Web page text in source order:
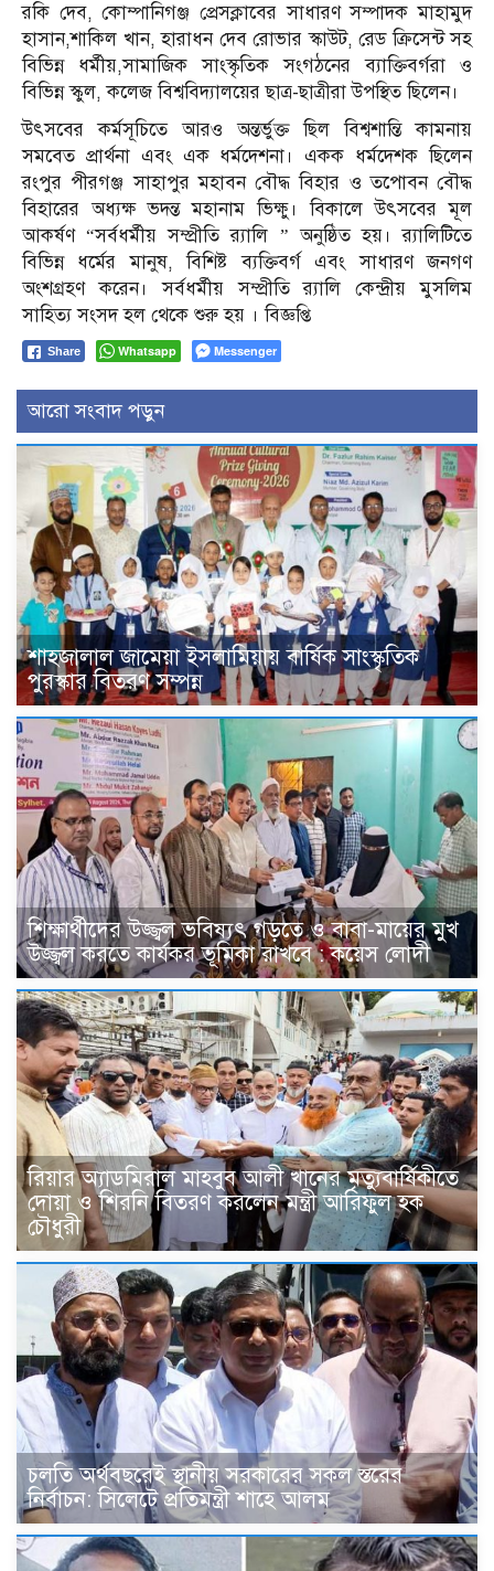
রকি দেব, কোম্পানিগঞ্জ প্রেসক্লাবের সাধারণ সম্পাদক মাহামুদ
হাসান,শাকিল খান, হারাধন দেব রোভার স্কাউট, রেড ক্রিসেন্ট সহ
বিভিন্ন ধর্মীয়,সামাজিক সাংস্কৃতিক সংগঠনের ব্যাক্তিবর্গরা ও
বিভিন্ন স্কুল, কলেজ বিশ্ববিদ্যালয়ের ছাত্র-ছাত্রীরা উপস্থিত ছিলেন।
উৎসবের কর্মসূচিতে আরও অন্তর্ভুক্ত ছিল বিশ্বশান্তি কামনায়
সমবেত প্রার্থনা এবং এক ধর্মদেশনা। একক ধর্মদেশক ছিলেন
রংপুর পীরগঞ্জ সাহাপুর মহাবন বৌদ্ধ বিহার ও তপোবন বৌদ্ধ
বিহারের অধ্যক্ষ ভদন্ত মহানাম ভিক্ষু। বিকালে উৎসবের মূল
আকর্ষণ “সর্বধর্মীয় সম্প্রীতি র‍্যালি ” অনুষ্ঠিত হয়। র‍্যালিটিতে
বিভিন্ন ধর্মের মানুষ, বিশিষ্ট ব্যক্তিবর্গ এবং সাধারণ জনগণ
অংশগ্রহণ করেন। সর্বধর্মীয় সম্প্রীতি র‍্যালি কেন্দ্রীয় মুসলিম
সাহিত্য সংসদ হল থেকে শুরু হয় । বিজ্ঞপ্তি
Share Whatsapp Messenger
আরো সংবাদ পড়ুন
শাহজালাল জামেয়া ইসলামিয়ায় বার্ষিক সাংস্কৃতিক
পুরস্কার বিতরণ সম্পন্ন
শিক্ষার্থীদের উজ্জ্বল ভবিষ্যৎ গড়তে ও বাবা-মায়ের মুখ
উজ্জ্বল করতে কার্যকর ভূমিকা রাখবে : কয়েস লোদী
রিয়ার অ্যাডমিরাল মাহবুব আলী খানের মৃত্যুবার্ষিকীতে
দোয়া ও শিরনি বিতরণ করলেন মন্ত্রী আরিফুল হক
চৌধুরী
চলতি অর্থবছরেই স্থানীয় সরকারের সকল স্তরের
নির্বাচন: সিলেটে প্রতিমন্ত্রী শাহে আলম